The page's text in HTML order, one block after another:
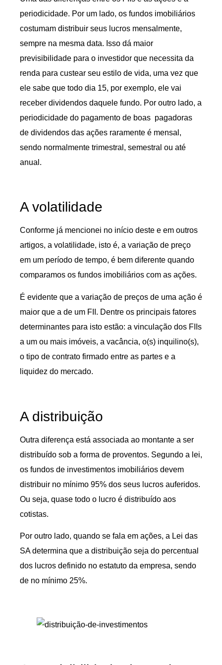
periodicidade. Por um lado, os fundos imobiliários
costumam distribuir seus lucros mensalmente,
sempre na mesma data. Isso dá maior
previsibilidade para o investidor que necessita da
renda para custear seu estilo de vida, uma vez que
ele sabe que todo dia 15, por exemplo, ele vai
receber dividendos daquele fundo. Por outro lado, a
periodicidade do pagamento de boas pagadoras
de dividendos das ações raramente é mensal,
sendo normalmente trimestral, semestral ou até
anual.
A volatilidade
Conforme já mencionei no início deste e em outros
artigos, a volatilidade, isto é, a variação de preço
em um período de tempo, é bem diferente quando
comparamos os fundos imobiliários com as ações.
É evidente que a variação de preços de uma ação é
maior que a de um FII. Dentre os principais fatores
determinantes para isto estão: a vinculação dos FIIs
a um ou mais imóveis, a vacância, o(s) inquilino(s),
o tipo de contrato firmado entre as partes e a
liquidez do mercado.
A distribuição
Outra diferença está associada ao montante a ser
distribuído sob a forma de proventos. Segundo a lei,
os fundos de investimentos imobiliários devem
distribuir no mínimo 95% dos seus lucros auferidos.
Ou seja, quase todo o lucro é distribuído aos
cotistas.
Por outro lado, quando se fala em ações, a Lei das
SA determina que a distribuição seja do percentual
dos lucros definido no estatuto da empresa, sendo
de no mínimo 25%.